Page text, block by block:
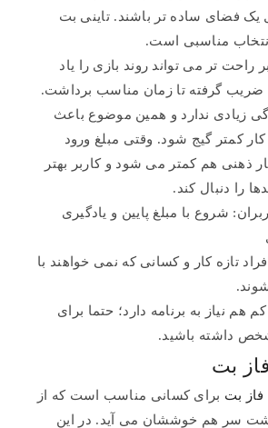
یک فضای ساده تر باشند. تاینی بت
مناسبی است.
راحت تر می تواند روند بازی را یاد
ضریب گرفته تا زمان مناسب برداشت.
زیادی ندارد و همین موضوع باعث
کمتر گیج شود. وقتی مبلغ ورود
ذهنی هم کمتر می شود و کاربر بهتر
را دنبال کند.
شروع با مبلغ پایین و یادگیری
تازه کار و کسانی که نمی خواهند با
هم نیاز به برنامه دارد؛ حتما برای
داشته باشید.
بت
بت برای کسانی مناسب است که از
سر هم خوششان می آید. در این